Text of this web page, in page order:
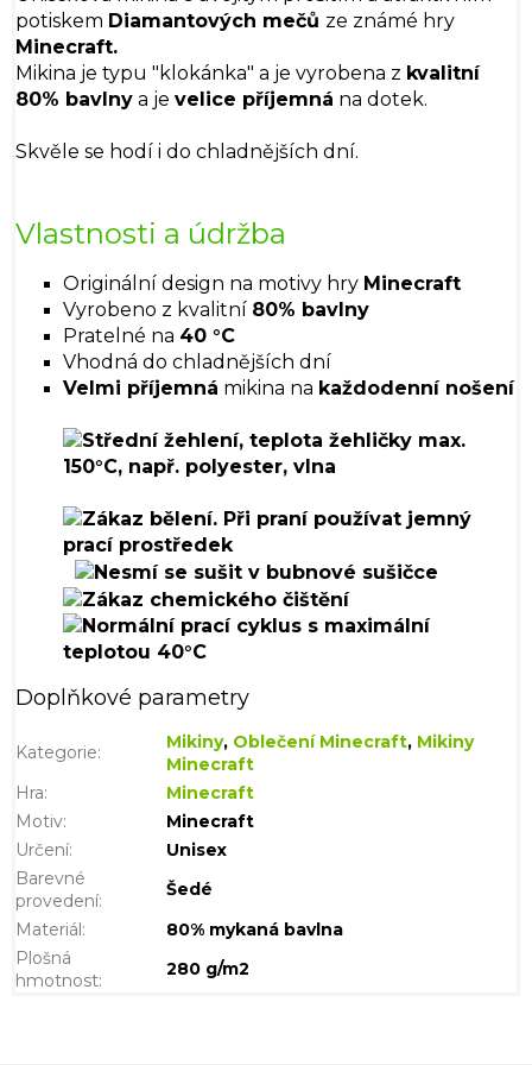
potiskem Diamantových mečů ze známé hry
Minecraft.
Mikina je typu "klokánka" a je vyrobena z kvalitní
80% bavlny a je velice příjemná na dotek.
Skvěle se hodí i do chladnějších dní.
Vlastnosti a údržba
Originální design na motivy hry Minecraft
Vyrobeno z kvalitní 80% bavlny
Pratelné na 40 °C
Vhodná do chladnějších dní
Velmi příjemná mikina na každodenní nošení
Doplňkové parametry
Kategorie: Mikiny, Oblečení Minecraft, Mikiny
Minecraft
Hra:
Minecraft
Motiv:
Minecraft
Určení:
Unisex
Barevné
provedení:
Šedé
Materiál:
80% mykaná bavlna
Plošná
hmotnost:
280 g/m2